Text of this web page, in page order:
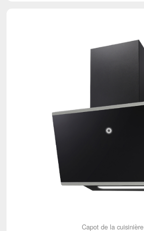
Capot de la cuisinière